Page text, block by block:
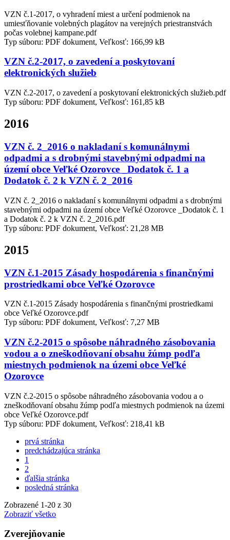
VZN č.1-2017, o vyhradení miest a určení podmienok na
umiesťňovanie volebných plagátov na verejných priestranstvách
počas volebnej kampane.pdf
Typ súboru: PDF dokument, Veľkosť: 166,99 kB
VZN č.2-2017, o zavedení a poskytovaní
elektronických služieb
VZN č.2-2017, o zavedení a poskytovaní elektronických služieb.pdf
Typ súboru: PDF dokument, Veľkosť: 161,85 kB
2016
VZN č. 2_2016 o nakladaní s komunálnymi
odpadmi a s drobnými stavebnými odpadmi na
území obce Veľké Ozorovce _Dodatok č. 1 a
Dodatok č. 2 k VZN č. 2_2016
VZN č. 2_2016 o nakladaní s komunálnymi odpadmi a s drobnými
stavebnými odpadmi na území obce Veľké Ozorovce _Dodatok č. 1
a Dodatok č. 2 k VZN č. 2_2016.pdf
Typ súboru: PDF dokument, Veľkosť: 21,28 MB
2015
VZN č.1-2015 Zásady hospodárenia s finančnými
prostriedkami obce Veľké Ozorovce
VZN č.1-2015 Zásady hospodárenia s finančnými prostriedkami
obce Veľké Ozorovce.pdf
Typ súboru: PDF dokument, Veľkosť: 7,27 MB
VZN č.2-2015 o spôsobe náhradného zásobovania
vodou a o zneškodňovaní obsahu žúmp podľa
miestnych podmienok na územi obce Veľké
Ozorovce
VZN č.2-2015 o spôsobe náhradného zásobovania vodou a o
zneškodňovaní obsahu žúmp podľa miestnych podmienok na územi
obce Veľké Ozorovce.pdf
Typ súboru: PDF dokument, Veľkosť: 218,41 kB
prvá stránka
predchádzajúca stránka
1
2
ďalšia stránka
posledná stránka
Zobrazené 1-20 z 30
Zobraziť všetko
Zverejňovanie